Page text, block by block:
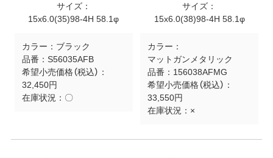
サイズ：
15x6.0(35)98-4H 58.1φ
カラー： ブラック
品番： S56035AFB
希望小売価格（税込）：
32,450円
在庫状況： 〇
サイズ：
15x6.0(38)98-4H 58.1φ
カラー：
マットガンメタリック
品番： 156038AFMG
希望小売価格（税込）：
33,550円
在庫状況： ×